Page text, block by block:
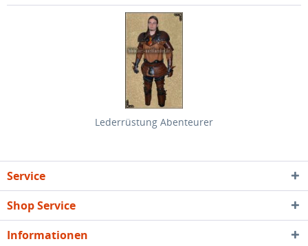
Lederrüstung Abenteurer
Service
Shop Service
Informationen